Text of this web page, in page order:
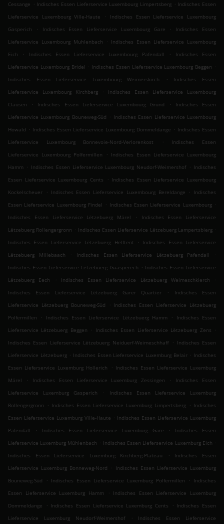
Cessange . Indisches Essen Lieferservice Luxembourg Limpertsberg . Indisches Essen
Lieferservice Luxembourg Ville-Haute
.
Indisches Essen Lieferservice Luxembourg
Gasperich
. Indisches Essen Lieferservice Luxembourg Gare .
Indisches Essen
Lieferservice Luxembourg Muhlenbach
. Indisches Essen Lieferservice Luxembourg
Eich
. Indisches Essen Lieferservice Luxembourg Pafendall .
Indisches Essen
Lieferservice Luxembourg Bridel . Indisches Essen Lieferservice Luxembourg Beggen .
Indisches Essen Lieferservice Luxembourg Weimerskirch
.
Indisches Essen
Lieferservice Luxembourg Kirchberg
.
Indisches Essen Lieferservice Luxembourg
Clausen
. Indisches Essen Lieferservice Luxembourg Grund .
Indisches Essen
Lieferservice Luxembourg Bouneweg-Süd . Indisches Essen Lieferservice Luxembourg
Howald . Indisches Essen Lieferservice Luxembourg Dommeldange . Indisches Essen
Lieferservice Luxembourg Bonnevoie-Nord-Verlorenkost
.
Indisches Essen
Lieferservice Luxembourg Polfermillen
. Indisches Essen Lieferservice Luxembourg
Hamm
. Indisches Essen Lieferservice Luxembourg Neudorf-Weimershof . Indisches
Essen Lieferservice Luxembourg Cents
. Indisches Essen Lieferservice Luxembourg
Kockelscheuer
. Indisches Essen Lieferservice Luxembourg Bereldange . Indisches
Essen Lieferservice Luxembourg Findel . Indisches Essen Lieferservice Luxembourg .
Indisches Essen Lieferservice Lëtzebuerg Märel
.
Indisches Essen Lieferservice
Lëtzebuerg Rollengergronn . Indisches Essen Lieferservice Lëtzebuerg Lampertsbierg .
Indisches Essen Lieferservice Lëtzebuerg Helftent
. Indisches Essen Lieferservice
Lëtzebuerg Millebaach
. Indisches Essen Lieferservice Lëtzebuerg Pafendall
.
Indisches Essen Lieferservice Lëtzebuerg Gaasperech . Indisches Essen Lieferservice
Lëtzebuerg Eech
. Indisches Essen Lieferservice Lëtzebuerg Weimeschkierch
.
Indisches Essen Lieferservice Lëtzebuerg Garer Quartier
.
Indisches Essen
Lieferservice Lëtzebuerg Bouneweg-Süd
. Indisches Essen Lieferservice Lëtzebuerg
Polfermillen
. Indisches Essen Lieferservice Lëtzebuerg Hamm .
Indisches Essen
Lieferservice Lëtzebuerg Beggen
. Indisches Essen Lieferservice Lëtzebuerg Zens
.
Indisches Essen Lieferservice Lëtzebuerg Neiduerf-Weimeschhaff . Indisches Essen
Lieferservice Lëtzebuerg . Indisches Essen Lieferservice Luxemburg Belair . Indisches
Essen Lieferservice Luxemburg Hollerich
. Indisches Essen Lieferservice Luxemburg
Märel
. Indisches Essen Lieferservice Luxemburg Zessingen .
Indisches Essen
Lieferservice Luxemburg Gasperich
.
Indisches Essen Lieferservice Luxemburg
Rollengergronn
. Indisches Essen Lieferservice Luxemburg Limpertsberg . Indisches
Essen Lieferservice Luxemburg Ville-Haute . Indisches Essen Lieferservice Luxemburg
Pafendall
. Indisches Essen Lieferservice Luxemburg Gare .
Indisches Essen
Lieferservice Luxemburg Mühlenbach . Indisches Essen Lieferservice Luxemburg Eich .
Indisches Essen Lieferservice Luxemburg Kirchberg-Plateau
.
Indisches Essen
Lieferservice Luxemburg Bonneweg-Nord
. Indisches Essen Lieferservice Luxemburg
Bouneweg-Süd
. Indisches Essen Lieferservice Luxemburg Polfermillen . Indisches
Essen Lieferservice Luxemburg Hamm
. Indisches Essen Lieferservice Luxemburg
Dommeldange
. Indisches Essen Lieferservice Luxemburg Cents . Indisches Essen
Lieferservice Luxemburg Neudorf-Weimershof
.
Indisches Essen Lieferservice